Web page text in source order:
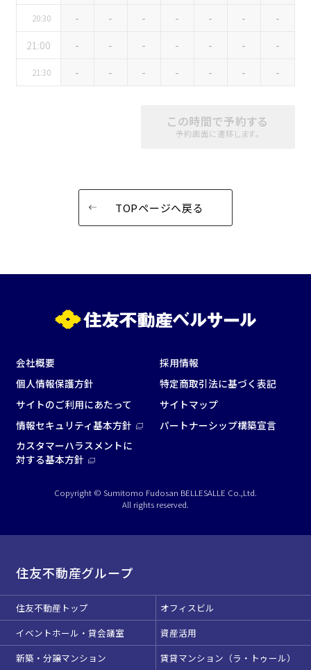
20:30 - - - - - -
-
21:00
- - - - - - -
21:30 - - - - - - -
この時間で予約する
予約画面に遷移します。
TOPページへ戻る
会社概要
採用情報
個人情報保護方針
特定商取引法に基づく表記
サイトのご利用にあたって
サイトマップ
情報セキュリティ基本方針
パートナーシップ構築宣言
カスタマーハラスメントに
対する基本方針
Copyright © Sumitomo Fudosan BELLESALLE Co.,Ltd.
All rights reserved.
住友不動産グループ
住友不動産トップ
オフィスビル
イベントホール・貸会議室
資産活用
新築・分譲マンション
賃貸マンション（ラ・トゥール）
特長で選ぶ
時間貸し駐車場あり
専有回線(NURO)あり
用途で選ぶ
e-sports大会
プレス発表
この条件で検索
選択している条件をリセットする